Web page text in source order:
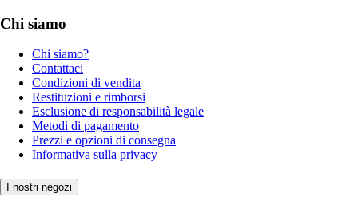
Chi siamo
Chi siamo?
Contattaci
Condizioni di vendita
Restituzioni e rimborsi
Esclusione di responsabilità legale
Metodi di pagamento
Prezzi e opzioni di consegna
Informativa sulla privacy
I nostri negozi